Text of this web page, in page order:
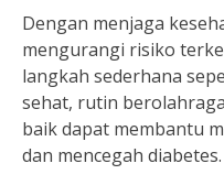
Dengan menjaga
mengurangi risiko
langkah sederhana
sehat, rutin
baik dapat membantu
dan mencegah diabetes.